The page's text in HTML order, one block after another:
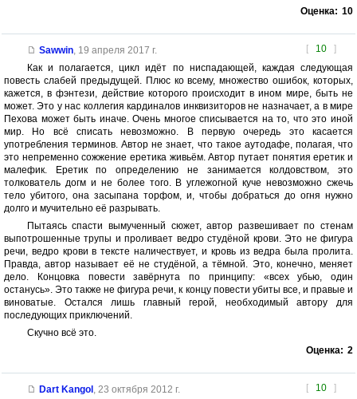
Оценка: 10
[ 10 ]
Sawwin, 19 апреля 2017 г.
Как и полагается, цикл идёт по ниспадающей, каждая следующая
повесть слабей предыдущей. Плюс ко всему, множество ошибок, которых,
кажется, в фэнтези, действие которого происходит в ином мире, быть не
может. Это у нас коллегия кардиналов инквизиторов не назначает, а в мире
Пехова может быть иначе. Очень многое списывается на то, что это иной
мир. Но всё списать невозможно. В первую очередь это касается
употребления терминов. Автор не знает, что такое аутодафе, полагая, что
это непременно сожжение еретика живьём. Автор путает понятия еретик и
малефик. Еретик по определению не занимается колдовством, это
толкователь догм и не более того. В углежогной куче невозможно сжечь
тело убитого, она засыпана торфом, и, чтобы добраться до огня нужно
долго и мучительно её разрывать.
Пытаясь спасти вымученный сюжет, автор развешивает по стенам
выпотрошенные трупы и проливает ведро студёной крови. Это не фигура
речи, ведро крови в тексте наличествует, и кровь из ведра была пролита.
Правда, автор называет её не студёной, а тёмной. Это, конечно, меняет
дело. Концовка повести завёрнута по принципу: «всех убью, один
останусь». Это также не фигура речи, к концу повести убиты все, и правые и
виноватые. Остался лишь главный герой, необходимый автору для
последующих приключений.
Скучно всё это.
Оценка: 2
[ 10 ]
Dart Kangol, 23 октября 2012 г.